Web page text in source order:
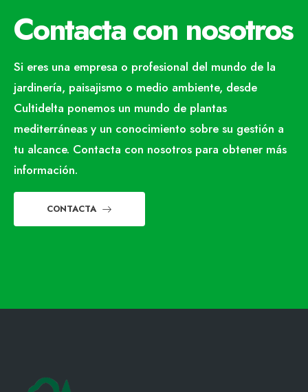
Contacta con nosotros
Si eres una empresa o profesional del mundo de la
jardinería, paisajismo o medio ambiente, desde
Cultidelta ponemos un mundo de plantas
mediterráneas y un conocimiento sobre su gestión a
tu alcance. Contacta con nosotros para obtener más
información.
CONTACTA